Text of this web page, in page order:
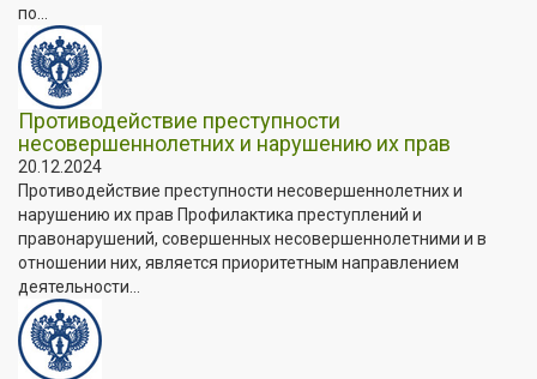
по...
Противодействие преступности
несовершеннолетних и нарушению их прав
20.12.2024
Противодействие преступности несовершеннолетних и
нарушению их прав Профилактика преступлений и
правонарушений, совершенных несовершеннолетними и в
отношении них, является приоритетным направлением
деятельности...